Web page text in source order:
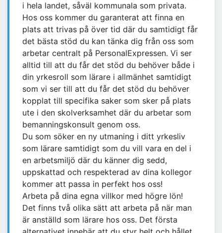
i hela landet, såväl kommunala som privata.
Hos oss kommer du garanterat att finna en
plats att trivas på över tid där du samtidigt får
det bästa stöd du kan tänka dig från oss som
arbetar centralt på PersonalExpressen. Vi ser
alltid till att du får det stöd du behöver både i
din yrkesroll som lärare i allmänhet samtidigt
som vi ser till att du får det stöd du behöver
kopplat till specifika saker som sker på plats
ute i den skolverksamhet där du arbetar som
bemanningskonsult genom oss.
Du som söker en ny utmaning i ditt yrkesliv
som lärare samtidigt som du vill vara en del i
en arbetsmiljö där du känner dig sedd,
uppskattad och respekterad av dina kollegor
kommer att passa in perfekt hos oss!
Arbeta på dina egna villkor med högre lön!
Det finns två olika sätt att arbeta på när man
är anställd som lärare hos oss. Det första